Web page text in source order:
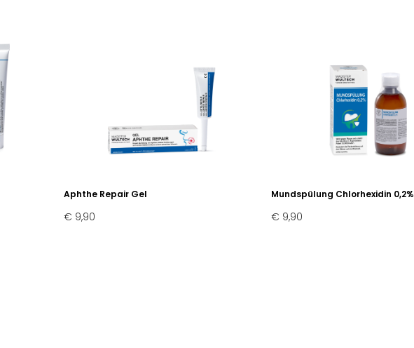
Aphthe Repair Gel
€ 9,90
Mundspülung Chlorhexidin 0,2%
€ 9,90